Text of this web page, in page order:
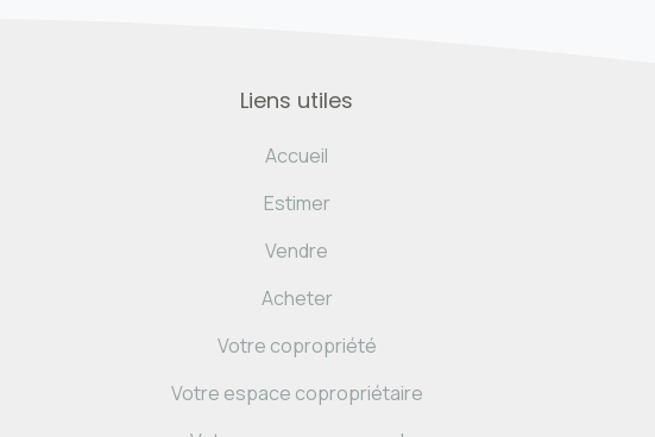
Liens utiles
Accueil
Estimer
Vendre
Acheter
Votre copropriété
Votre espace copropriétaire